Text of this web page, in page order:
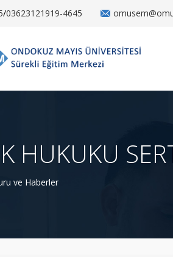
/03623121919-4645
HUKUKU
ve Haberler